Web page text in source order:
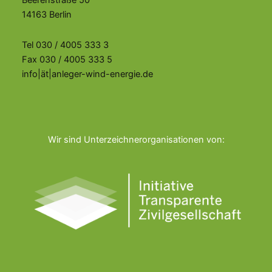
14163 Berlin
Tel 030 / 4005 333 3
Fax 030 / 4005 333 5
info|ät|anleger-wind-energie.de
Wir sind Unterzeichnerorganisationen von: